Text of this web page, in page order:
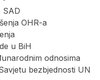
SAD
OHR-a
u BiH
odnosima
bezbjednosti UN